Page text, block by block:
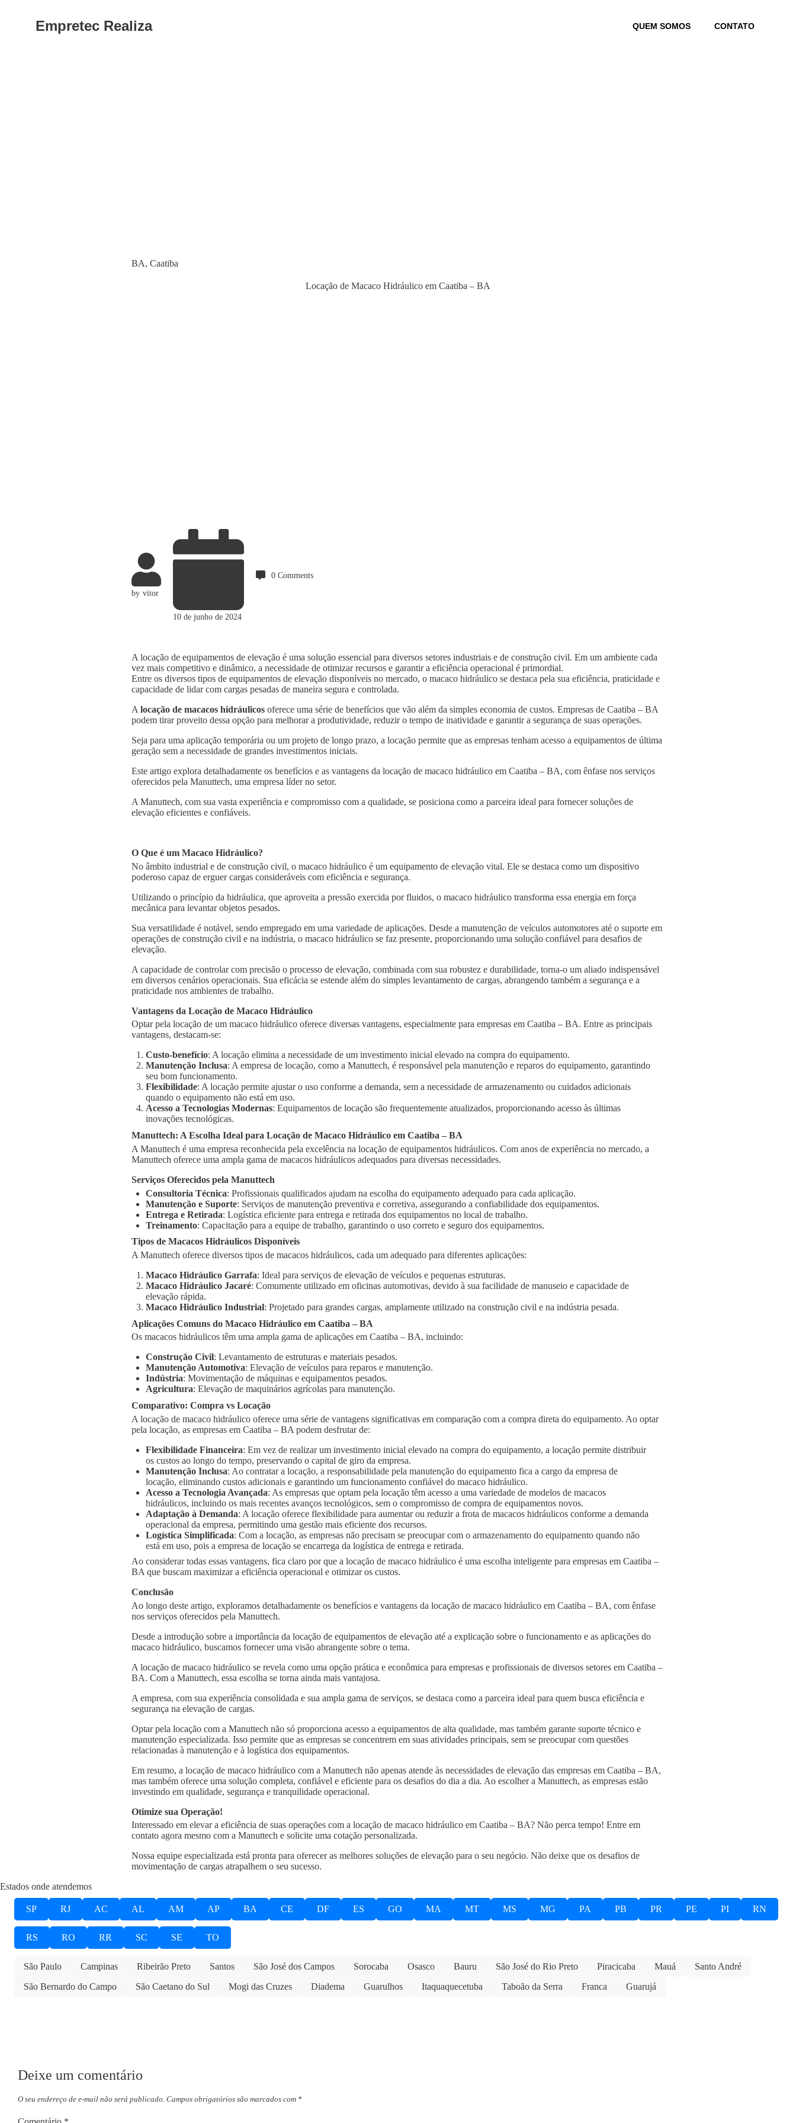
Empretec Realiza QUEM SOMOS CONTATO
Locação de Macaco Hidráulico em Caatiba – BA
Category
BA, Caatiba
by vitor
10 de junho de 2024
0 Comments
A locação de equipamentos de elevação é uma solução essencial para diversos setores industriais e de construção civil. Em um ambiente cada
vez mais competitivo e dinâmico, a necessidade de otimizar recursos e garantir a eficiência operacional é primordial.
Entre os diversos tipos de equipamentos de elevação disponíveis no mercado, o macaco hidráulico se destaca pela sua eficiência, praticidade e
capacidade de lidar com cargas pesadas de maneira segura e controlada.
A locação de macacos hidráulicos oferece uma série de benefícios que vão além da simples economia de custos. Empresas de Caatiba – BA
podem tirar proveito dessa opção para melhorar a produtividade, reduzir o tempo de inatividade e garantir a segurança de suas operações.
Seja para uma aplicação temporária ou um projeto de longo prazo, a locação permite que as empresas tenham acesso a equipamentos de última
geração sem a necessidade de grandes investimentos iniciais.
Este artigo explora detalhadamente os benefícios e as vantagens da locação de macaco hidráulico em Caatiba – BA, com ênfase nos serviços
oferecidos pela Manuttech, uma empresa líder no setor.
A Manuttech, com sua vasta experiência e compromisso com a qualidade, se posiciona como a parceira ideal para fornecer soluções de
elevação eficientes e confiáveis.
O Que é um Macaco Hidráulico?
No âmbito industrial e de construção civil, o macaco hidráulico é um equipamento de elevação vital. Ele se destaca como um dispositivo
poderoso capaz de erguer cargas consideráveis com eficiência e segurança.
Utilizando o princípio da hidráulica, que aproveita a pressão exercida por fluidos, o macaco hidráulico transforma essa energia em força
mecânica para levantar objetos pesados.
Sua versatilidade é notável, sendo empregado em uma variedade de aplicações. Desde a manutenção de veículos automotores até o suporte em
operações de construção civil e na indústria, o macaco hidráulico se faz presente, proporcionando uma solução confiável para desafios de
elevação.
A capacidade de controlar com precisão o processo de elevação, combinada com sua robustez e durabilidade, torna-o um aliado indispensável
em diversos cenários operacionais. Sua eficácia se estende além do simples levantamento de cargas, abrangendo também a segurança e a
praticidade nos ambientes de trabalho.
Vantagens da Locação de Macaco Hidráulico
Optar pela locação de um macaco hidráulico oferece diversas vantagens, especialmente para empresas em Caatiba – BA. Entre as principais
vantagens, destacam-se:
Custo-benefício: A locação elimina a necessidade de um investimento inicial elevado na compra do equipamento.
Manutenção Inclusa: A empresa de locação, como a Manuttech, é responsável pela manutenção e reparos do equipamento, garantindo
seu bom funcionamento.
Flexibilidade: A locação permite ajustar o uso conforme a demanda, sem a necessidade de armazenamento ou cuidados adicionais
quando o equipamento não está em uso.
Acesso a Tecnologias Modernas: Equipamentos de locação são frequentemente atualizados, proporcionando acesso às últimas
inovações tecnológicas.
Manuttech: A Escolha Ideal para Locação de Macaco Hidráulico em Caatiba – BA
A Manuttech é uma empresa reconhecida pela excelência na locação de equipamentos hidráulicos. Com anos de experiência no mercado, a
Manuttech oferece uma ampla gama de macacos hidráulicos adequados para diversas necessidades.
Serviços Oferecidos pela Manuttech
Consultoria Técnica: Profissionais qualificados ajudam na escolha do equipamento adequado para cada aplicação.
Manutenção e Suporte: Serviços de manutenção preventiva e corretiva, assegurando a confiabilidade dos equipamentos.
Entrega e Retirada: Logística eficiente para entrega e retirada dos equipamentos no local de trabalho.
Treinamento: Capacitação para a equipe de trabalho, garantindo o uso correto e seguro dos equipamentos.
Tipos de Macacos Hidráulicos Disponíveis
A Manuttech oferece diversos tipos de macacos hidráulicos, cada um adequado para diferentes aplicações:
Macaco Hidráulico Garrafa: Ideal para serviços de elevação de veículos e pequenas estruturas.
Macaco Hidráulico Jacaré: Comumente utilizado em oficinas automotivas, devido à sua facilidade de manuseio e capacidade de
elevação rápida.
Macaco Hidráulico Industrial: Projetado para grandes cargas, amplamente utilizado na construção civil e na indústria pesada.
Aplicações Comuns do Macaco Hidráulico em Caatiba – BA
Os macacos hidráulicos têm uma ampla gama de aplicações em Caatiba – BA, incluindo:
Construção Civil: Levantamento de estruturas e materiais pesados.
Manutenção Automotiva: Elevação de veículos para reparos e manutenção.
Indústria: Movimentação de máquinas e equipamentos pesados.
Agricultura: Elevação de maquinários agrícolas para manutenção.
Comparativo: Compra vs Locação
A locação de macaco hidráulico oferece uma série de vantagens significativas em comparação com a compra direta do equipamento. Ao optar
pela locação, as empresas em Caatiba – BA podem desfrutar de:
Flexibilidade Financeira: Em vez de realizar um investimento inicial elevado na compra do equipamento, a locação permite distribuir
os custos ao longo do tempo, preservando o capital de giro da empresa.
Manutenção Inclusa: Ao contratar a locação, a responsabilidade pela manutenção do equipamento fica a cargo da empresa de
locação, eliminando custos adicionais e garantindo um funcionamento confiável do macaco hidráulico.
Acesso a Tecnologia Avançada: As empresas que optam pela locação têm acesso a uma variedade de modelos de macacos
hidráulicos, incluindo os mais recentes avanços tecnológicos, sem o compromisso de compra de equipamentos novos.
Adaptação à Demanda: A locação oferece flexibilidade para aumentar ou reduzir a frota de macacos hidráulicos conforme a demanda
operacional da empresa, permitindo uma gestão mais eficiente dos recursos.
Logística Simplificada: Com a locação, as empresas não precisam se preocupar com o armazenamento do equipamento quando não
está em uso, pois a empresa de locação se encarrega da logística de entrega e retirada.
Ao considerar todas essas vantagens, fica claro por que a locação de macaco hidráulico é uma escolha inteligente para empresas em Caatiba –
BA que buscam maximizar a eficiência operacional e otimizar os custos.
Conclusão
Ao longo deste artigo, exploramos detalhadamente os benefícios e vantagens da locação de macaco hidráulico em Caatiba – BA, com ênfase
nos serviços oferecidos pela Manuttech.
Desde a introdução sobre a importância da locação de equipamentos de elevação até a explicação sobre o funcionamento e as aplicações do
macaco hidráulico, buscamos fornecer uma visão abrangente sobre o tema.
A locação de macaco hidráulico se revela como uma opção prática e econômica para empresas e profissionais de diversos setores em Caatiba –
BA. Com a Manuttech, essa escolha se torna ainda mais vantajosa.
A empresa, com sua experiência consolidada e sua ampla gama de serviços, se destaca como a parceira ideal para quem busca eficiência e
segurança na elevação de cargas.
Optar pela locação com a Manuttech não só proporciona acesso a equipamentos de alta qualidade, mas também garante suporte técnico e
manutenção especializada. Isso permite que as empresas se concentrem em suas atividades principais, sem se preocupar com questões
relacionadas à manutenção e à logística dos equipamentos.
Em resumo, a locação de macaco hidráulico com a Manuttech não apenas atende às necessidades de elevação das empresas em Caatiba – BA,
mas também oferece uma solução completa, confiável e eficiente para os desafios do dia a dia. Ao escolher a Manuttech, as empresas estão
investindo em qualidade, segurança e tranquilidade operacional.
Otimize sua Operação!
Interessado em elevar a eficiência de suas operações com a locação de macaco hidráulico em Caatiba – BA? Não perca tempo! Entre em
contato agora mesmo com a Manuttech e solicite uma cotação personalizada.
Nossa equipe especializada está pronta para oferecer as melhores soluções de elevação para o seu negócio. Não deixe que os desafios de
movimentação de cargas atrapalhem o seu sucesso.
Estados onde atendemos
SP RJ AC AL AM AP BA CE DF ES GO MA MT MS MG PA PB PR PE PI RN
RS RO RR SC SE TO
São Paulo Campinas Ribeirão Preto Santos São José dos Campos Sorocaba Osasco Bauru São José do Rio Preto Piracicaba Mauá
Santo André
São Bernardo do Campo
São Caetano do Sul Mogi das Cruzes Diadema Guarulhos Itaquaquecetuba Taboão da Serra Franca Guarujá
Deixe um comentário
O seu endereço de e-mail não será publicado. Campos obrigatórios são marcados com *